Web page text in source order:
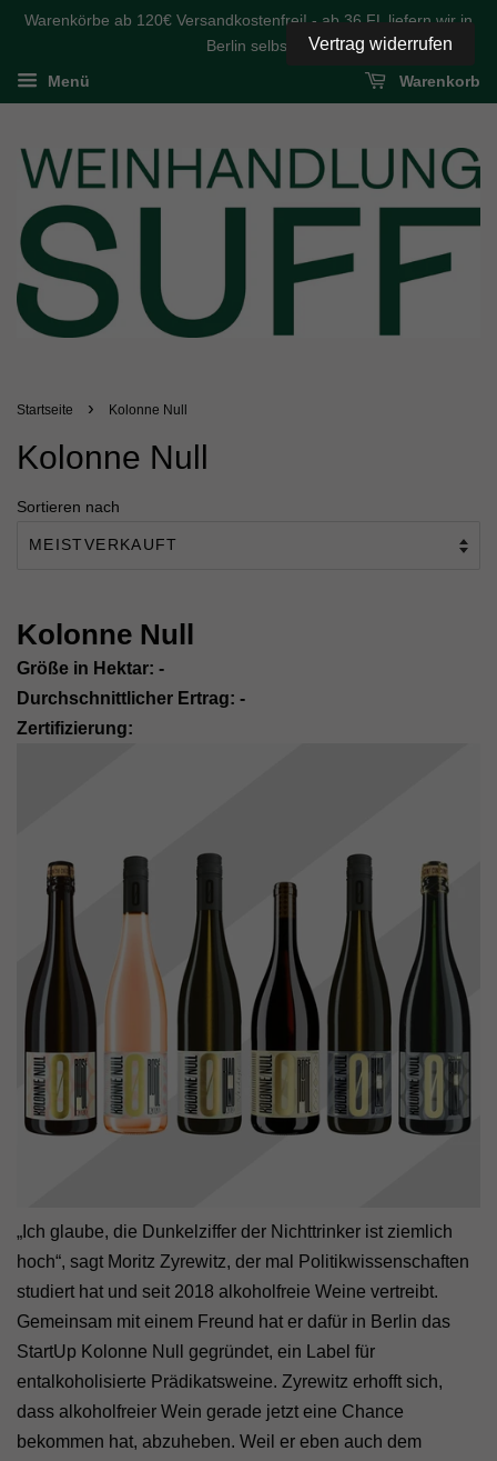
Warenkörbe ab 120€ Versandkostenfrei! - ab 36 FL liefern wir in
Berlin selbst
Menü Warenkorb
Startseite › Kolonne Null
Kolonne Null
Sortieren nach
Kolonne Null
Größe in Hektar: -
Durchschnittlicher Ertrag: -
Zertifizierung:
„Ich glaube, die Dunkelziffer der Nichttrinker ist ziemlich
hoch“, sagt Moritz Zyrewitz, der mal Politikwissenschaften
studiert hat und seit 2018 alkoholfreie Weine vertreibt.
Gemeinsam mit einem Freund hat er dafür in Berlin das
StartUp Kolonne Null gegründet, ein Label für
entalkoholisierte Prädikatsweine. Zyrewitz erhofft sich,
dass alkoholfreier Wein gerade jetzt eine Chance
bekommen hat, abzuheben. Weil er eben auch dem
Vertrag widerrufen